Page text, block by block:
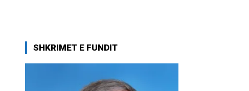
SHKRIMET E FUNDIT